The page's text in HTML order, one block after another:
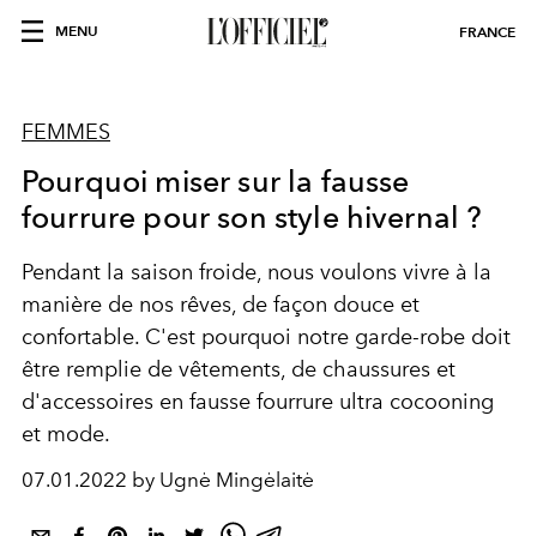
MENU FRANCE
FEMMES
Pourquoi miser sur la fausse
fourrure pour son style hivernal ?
Pendant la saison froide, nous voulons vivre à la
manière de nos rêves, de façon douce et
confortable. C'est pourquoi notre garde-robe doit
être remplie de vêtements, de chaussures et
d'accessoires en fausse fourrure ultra cocooning
et mode.
07.01.2022 by Ugnė Mingėlaitė